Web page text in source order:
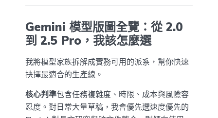
Gemini 模型版圖全覽：從 2.0
到 2.5 Pro，我該怎麼選
我將模型家族拆解成實務可用的派系，幫你快速
抉擇最適合的生產線。
核心判準包含任務複雜度、時限、成本與風險容
忍度。對日常大量草稿，我會優先選速度優先的